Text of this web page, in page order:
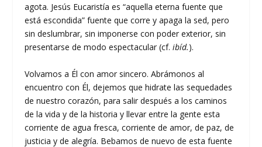
agota. Jesús Eucaristía es “aquella eterna fuente que
está escondida” fuente que corre y apaga la sed, pero
sin deslumbrar, sin imponerse con poder exterior, sin
presentarse de modo espectacular (cf.ibíd.).
Volvamos a Él con amor sincero. Abrámonos al
encuentro con Él, dejemos que hidrate las sequedades
de nuestro corazón, para salir después a los caminos
de la vida y de la historia y llevar entre la gente esta
corriente de agua fresca, corriente de amor, de paz, de
justicia y de alegría. Bebamos de nuevo de esta fuente